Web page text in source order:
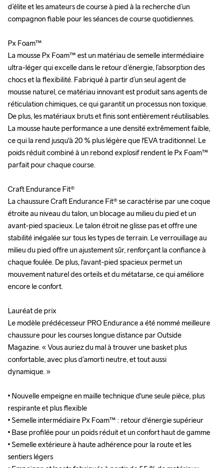
d’élite et les amateurs de course à pied à la recherche d’un
compagnon fiable pour les séances de course quotidiennes.
Px Foam™
La mousse Px Foam™ est un matériau de semelle intermédiaire
ultra-léger qui excelle dans le retour d’énergie, l’absorption des
chocs et la flexibilité. Fabriqué à partir d’un seul agent de
mousse naturel, ce matériau innovant est produit sans agents de
réticulation chimiques, ce qui garantit un processus non toxique.
De plus, les matériaux bruts et finis sont entièrement réutilisables.
La mousse haute performance a une densité extrêmement faible,
ce qui la rend jusqu'à 20 % plus légère que l'EVA traditionnel. Le
poids réduit combiné à un rebond explosif rendent le Px Foam™
parfait pour chaque course.
Craft Endurance Fit®
La chaussure Craft Endurance Fit® se caractérise par une coque
étroite au niveau du talon, un blocage au milieu du pied et un
avant-pied spacieux. Le talon étroit ne glisse pas et offre une
stabilité inégalée sur tous les types de terrain. Le verrouillage au
milieu du pied offre un ajustement sûr, renforçant la confiance à
chaque foulée. De plus, l'avant-pied spacieux permet un
mouvement naturel des orteils et du métatarse, ce qui améliore
encore le confort.
Lauréat de prix
Le modèle prédécesseur PRO Endurance a été nommé meilleure
chaussure pour les courses longue distance par Outside
Magazine. « Vous auriez du mal à trouver une basket plus
confortable, avec plus d’amorti neutre, et tout aussi
dynamique. »
• Nouvelle empeigne en maille technique d'une seule pièce, plus
respirante et plus flexible
• Semelle intermédiaire Px Foam™ : retour d'énergie supérieur
• Base profilée pour un poids réduit et un confort haut de gamme
• Semelle extérieure à haute adhérence pour la route et les
sentiers légers
d’élite et les amateurs de course à pied à la recherche d’un
compagnon fiable pour les séances de course quotidiennes.
Px Foam™
La mousse Px Foam™ est un matériau de semelle intermédiaire
ultra-léger qui excelle dans le retour d’énergie, l’absorption des
chocs et la flexibilité. Fabriqué à partir d’un seul agent de
mousse naturel, ce matériau innovant est produit sans agents de
réticulation chimiques, ce qui garantit un processus non toxique.
De plus, les matériaux bruts et finis sont entièrement réutilisables.
La mousse haute performance a une densité extrêmement faible,
ce qui la rend jusqu'à 20 % plus légère que l'EVA traditionnel. Le
poids réduit combiné à un rebond explosif rendent le Px Foam™
parfait pour chaque course.
Craft Endurance Fit®
La chaussure Craft Endurance Fit® se caractérise par une coque
étroite au niveau du talon, un blocage au milieu du pied et un
avant-pied spacieux. Le talon étroit ne glisse pas et offre une
stabilité inégalée sur tous les types de terrain. Le verrouillage au
milieu du pied offre un ajustement sûr, renforçant la confiance à
chaque foulée. De plus, l'avant-pied spacieux permet un
mouvement naturel des orteils et du métatarse, ce qui améliore
encore le confort.
Lauréat de prix
Le modèle prédécesseur PRO Endurance a été nommé meilleure
chaussure pour les courses longue distance par Outside
Magazine. « Vous auriez du mal à trouver une basket plus
confortable, avec plus d’amorti neutre, et tout aussi
dynamique. »
• Nouvelle empeigne en maille technique d'une seule pièce, plus
respirante et plus flexible
• Semelle intermédiaire Px Foam™ : retour d'énergie supérieur
• Base profilée pour un poids réduit et un confort haut de gamme
• Semelle extérieure à haute adhérence pour la route et les
sentiers légers